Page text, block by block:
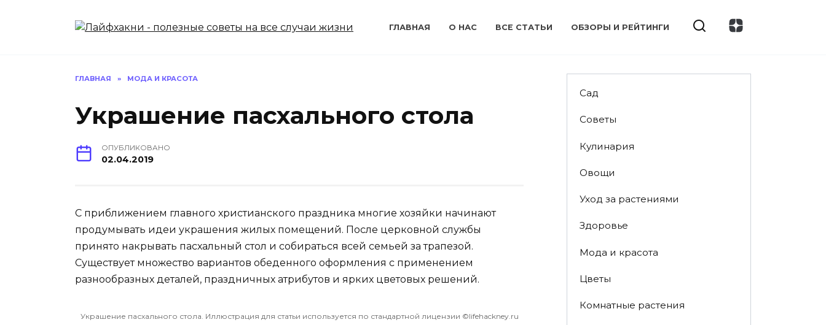
ГЛАВНАЯ О НАС ВСЕ СТАТЬИ ОБЗОРЫ И РЕЙТИНГИ
ГЛАВНАЯ » МОДА И КРАСОТА
Украшение пасхального стола
ОПУБЛИКОВАНО
02.04.2019
С приближением главного христианского праздника многие хозяйки начинают
продумывать идеи украшения жилых помещений. После церковной службы
принято накрывать пасхальный стол и собираться всей семьей за трапезой.
Существует множество вариантов обеденного оформления с применением
разнообразных деталей, праздничных атрибутов и ярких цветовых решений.
Украшение пасхального стола. Иллюстрация для статьи используется по стандартной лицензии ©lifehackney.ru
Сад
Советы
Кулинария
Овощи
Уход за растениями
Здоровье
Мода и красота
Цветы
Комнатные растения